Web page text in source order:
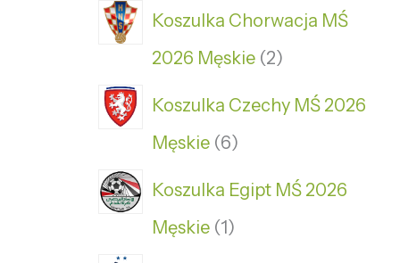
Koszulka Chorwacja MŚ
2026 Męskie 2
Koszulka Czechy MŚ 2026
Męskie 6
Koszulka Egipt MŚ 2026
Męskie 1